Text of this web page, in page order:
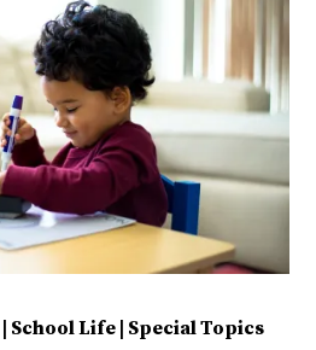
School Life Special Topics